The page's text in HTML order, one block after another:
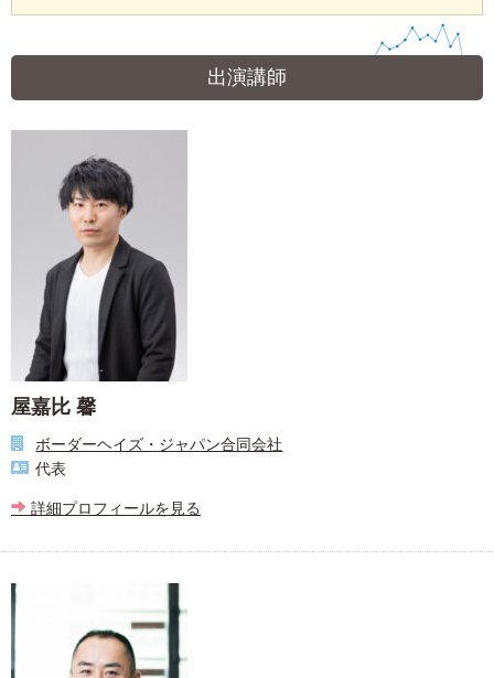
出演講師
屋嘉比 馨
ボーダーヘイズ・ジャパン合同会社
代表
詳細プロフィールを見る